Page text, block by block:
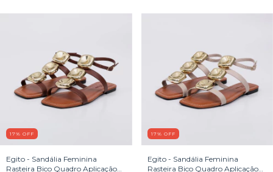
17% OFF
Egito - Sandália Feminina
Rasteira Bico Quadro Aplicação
17% OFF
Egito - Sandália Feminina
Rasteira Bico Quadro Aplicação